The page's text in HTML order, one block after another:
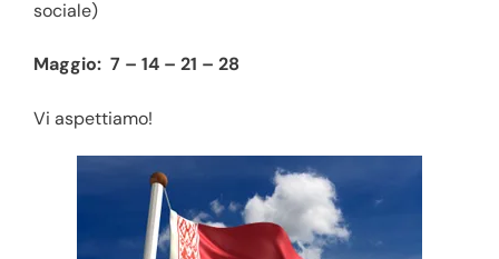
sociale)
Maggio: 7 – 14 – 21 – 28
Vi aspettiamo!